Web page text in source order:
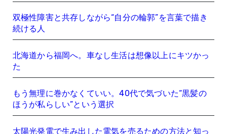
双極性障害と共存しながら“自分の輪郭”を言葉で描き
続ける人
北海道から福岡へ。車なし生活は想像以上にキツかっ
た
もう無理に巻かなくていい。40代で気づいた“黒髪の
ほうが私らしい”という選択
太陽光発電で生み出した電気を売るための方法と知っ